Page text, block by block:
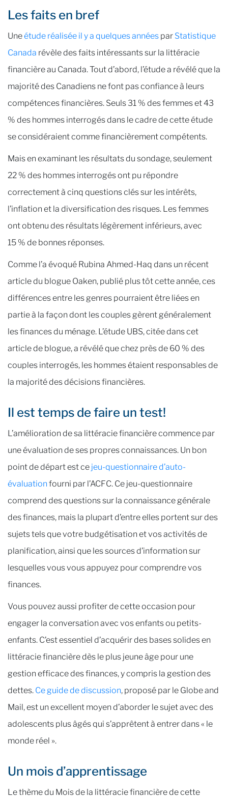
Les faits en bref
Uneétude réalisée il y a quelques années par Statistique
Canada révèle des faits intéressants sur la littéracie
financière au Canada. Tout d’abord, l’étude a révélé que la
majorité des Canadiens ne font pas confiance à leurs
compétences financières. Seuls 31 % des femmes et 43
% des hommes interrogés dans le cadre de cette étude
se considéraient comme financièrement compétents.
Mais en examinant les résultats du sondage, seulement
22 % des hommes interrogés ont pu répondre
correctement à cinq questions clés sur les intérêts,
l’inflation et la diversification des risques. Les femmes
ont obtenu des résultats légèrement inférieurs, avec
15 % de bonnes réponses.
Comme l’a évoqué Rubina Ahmed-Haq dans un récent
article du blogue Oaken, publié plus tôt cette année, ces
différences entre les genres pourraient être liées en
partie à la façon dont les couples gèrent généralement
les finances du ménage. L’étude UBS, citée dans cet
article de blogue, a révélé que chez près de 60 % des
couples interrogés, les hommes étaient responsables de
la majorité des décisions financières.
Il est temps de faire un test!
L’amélioration de sa littéracie financière commence par
une évaluation de ses propres connaissances. Un bon
point de départ est ce jeu-questionnaire d’auto-
évaluation fourni par l’ACFC. Ce jeu-questionnaire
comprend des questions sur la connaissance générale
des finances, mais la plupart d’entre elles portent sur des
sujets tels que votre budgétisation et vos activités de
planification, ainsi que les sources d’information sur
lesquelles vous vous appuyez pour comprendre vos
finances.
Vous pouvez aussi profiter de cette occasion pour
engager la conversation avec vos enfants ou petits-
enfants. C’est essentiel d’acquérir des bases solides en
littéracie financière dès le plus jeune âge pour une
gestion efficace des finances, y compris la gestion des
dettes. Ce guide de discussion, proposé par le Globe and
Mail, est un excellent moyen d’aborder le sujet avec des
adolescents plus âgés qui s’apprêtent à entrer dans « le
monde réel ».
Un mois d’apprentissage
Le thème du Mois de la littéracie financière de cette